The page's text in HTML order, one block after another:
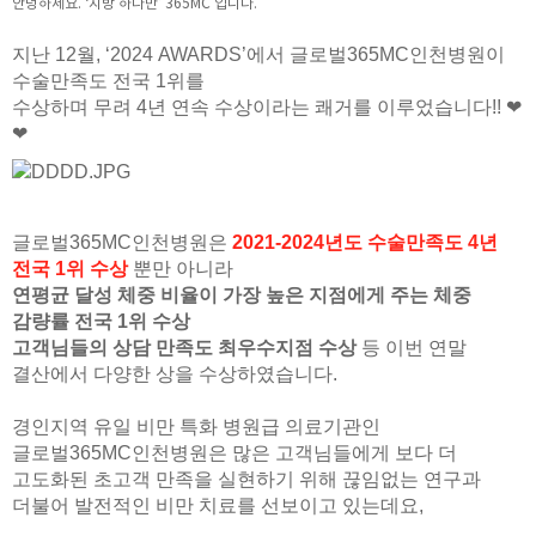
지난 12월, ‘2024 AWARDS’에서 글로벌365MC인천병원이
수술만족도 전국 1위를
수상하며 무려 4년 연속 수상이라는 쾌거를 이루었습니다!! ❤
❤
글로벌365MC인천병원은 2021-2024년도 수술만족도 4년
전국 1위 수상뿐만 아니라
연평균 달성 체중 비율이 가장 높은 지점에게 주는 체중
감량률 전국 1위 수상
고객님들의 상담 만족도 최우수지점 수상 등 이번 연말
결산에서 다양한 상을 수상하였습니다.
경인지역 유일 비만 특화 병원급 의료기관인
글로벌365MC인천병원은 많은 고객님들에게 보다 더
고도화된 초고객 만족을 실현하기 위해 끊임없는 연구과
더불어 발전적인 비만 치료를 선보이고 있는데요,